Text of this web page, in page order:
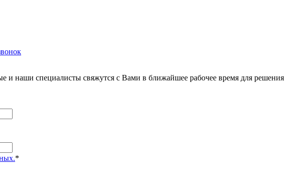
и наши специалисты свяжутся с Вами в ближайшее рабочее время для
*